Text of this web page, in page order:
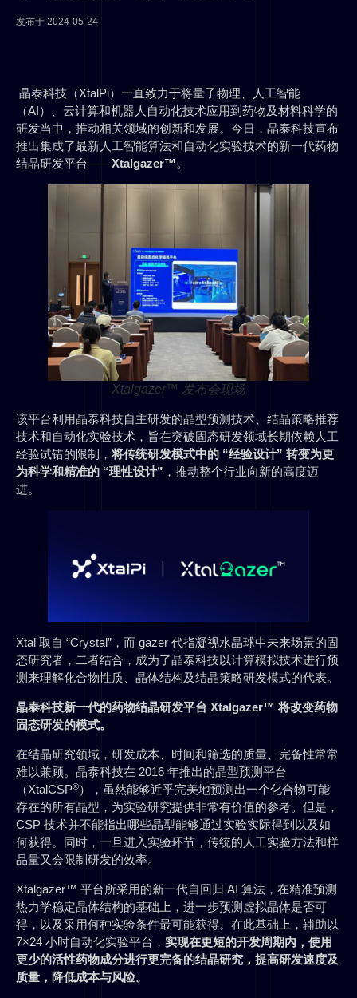
发布于 2024-05-24
晶泰科技（XtalPi）一直致力于将量子物理、人工智能
（AI）、云计算和机器人自动化技术应用到药物及材料科学的
研发当中，推动相关领域的创新和发展。今日，晶泰科技宣布
推出集成了最新人工智能算法和自动化实验技术的新一代药物
结晶研发平台——Xtalgazer™。
Xtalgazer™ 发布会现场
该平台利用晶泰科技自主研发的晶型预测技术、结晶策略推荐
技术和自动化实验技术，旨在突破固态研发领域长期依赖人工
经验试错的限制，将传统研发模式中的 “经验设计” 转变为更
为科学和精准的 “理性设计” ，推动整个行业向新的高度迈
进。
Xtal 取自 “Crystal”，而 gazer 代指凝视水晶球中未来场景的固
态研究者，二者结合，成为了晶泰科技以计算模拟技术进行预
测来理解化合物性质、晶体结构及结晶策略研发模式的代表。
晶泰科技新一代的药物结晶研发平台 Xtalgazer™ 将改变药物
固态研发的模式。
在结晶研究领域，研发成本、时间和筛选的质量、完备性常常
难以兼顾。晶泰科技在 2016 年推出的晶型预测平台
（XtalCSP®），虽然能够近乎完美地预测出一个化合物可能
存在的所有晶型，为实验研究提供非常有价值的参考。但是，
CSP 技术并不能指出哪些晶型能够通过实验实际得到以及如
何获得。同时，一旦进入实验环节，传统的人工实验方法和样
品量又会限制研发的效率。
Xtalgazer™ 平台所采用的新一代自回归 AI 算法，在精准预测
热力学稳定晶体结构的基础上，进一步预测虚拟晶体是否可
得，以及采用何种实验条件最可能获得。在此基础上，辅助以
7×24 小时自动化实验平台， 实现在更短的开发周期内，使用
更少的活性药物成分进行更完备的结晶研究，提高研发速度及
质量，降低成本与风险。